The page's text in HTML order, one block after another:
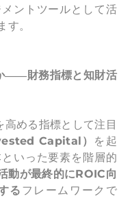
ントツールとして活
。
――財務指標と知財活
高める指標として注目
Capital） を起
いった要素を階層的
動が最終的にROIC向
る フレームワークで